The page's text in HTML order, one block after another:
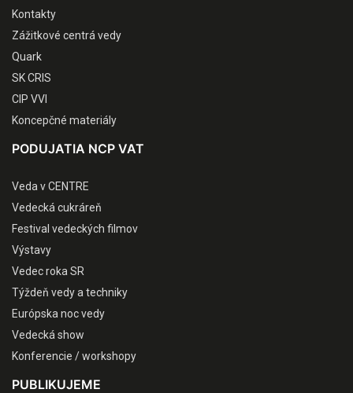
Kontakty
Zážitkové centrá vedy
Quark
SK CRIS
CIP VVI
Koncepčné materiály
PODUJATIA NCP VAT
Veda v CENTRE
Vedecká cukráreň
Festival vedeckých filmov
Výstavy
Vedec roka SR
Týždeň vedy a techniky
Európska noc vedy
Vedecká show
Konferencie / workshopy
PUBLIKUJEME